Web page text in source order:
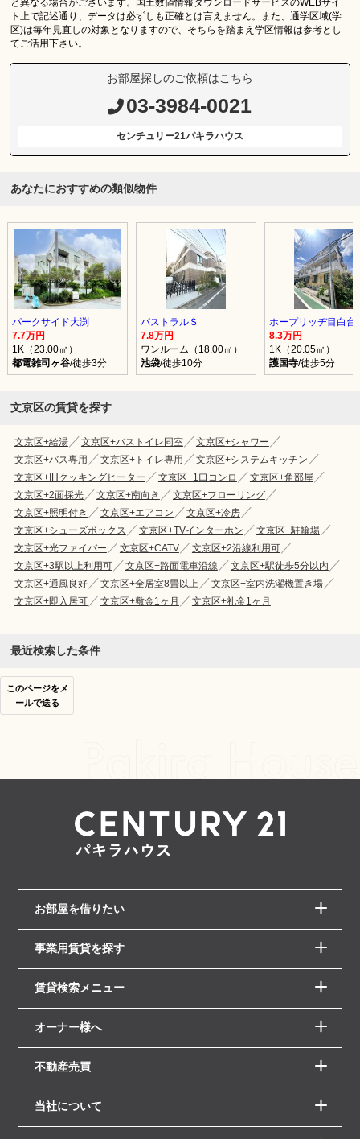
と異なる場合がございます。国土数値情報ダウンロードサービスのWEBサイ
ト上で記述通り、データは必ずしも正確とは言えません。また、通学区域(学
区)は毎年見直しの対象となりますので、そちらを踏まえ学区情報は参考とし
てご活用下さい。
お部屋探しのご依頼はこちら
03-3984-0021
センチュリー21パキラハウス
あなたにおすすめの類似物件
パークサイド大渕
7.7万円
1K（23.00㎡）
都電雑司ヶ谷/徒歩3分
パストラルＳ
7.8万円
ワンルーム（18.00㎡）
池袋/徒歩10分
ホープリッヂ目白台
8.3万円
1K（20.05㎡）
護国寺/徒歩5分
文京区の賃貸を探す
文京区+給湯 文京区+バストイレ同室
文京区+シャワー
文京区+バス専用
文京区+トイレ専用
文京区+システムキッチン
文京区+IHクッキングヒーター
文京区+1口コンロ
文京区+角部屋
文京区+2面採光
文京区+南向き
文京区+フローリング
文京区+照明付き
文京区+エアコン
文京区+冷房
文京区+シューズボックス
文京区+TVインターホン
文京区+駐輪場
文京区+光ファイバー
文京区+CATV
文京区+2沿線利用可
文京区+3駅以上利用可
文京区+路面電車沿線
文京区+駅徒歩5分以内
文京区+通風良好
文京区+全居室8畳以上
文京区+室内洗濯機置き場
文京区+即入居可
文京区+敷金1ヶ月 文京区+礼金1ヶ月
最近検索した条件
このページをメ
ールで送る
お部屋を借りたい
事業用賃貸を探す
賃貸検索メニュー
オーナー様へ
不動産売買
当社について